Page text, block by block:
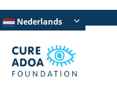
de
inhoud
Nederlands